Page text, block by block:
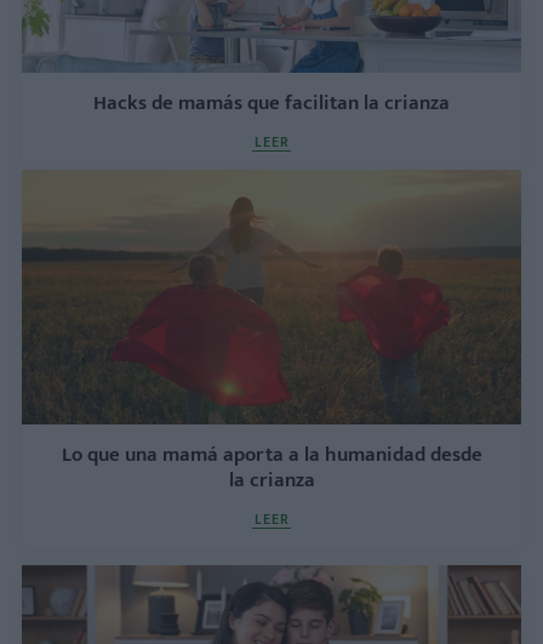
Hacks de mamás que facilitan la crianza
LEER
Lo que una mamá aporta a la humanidad desde
la crianza
LEER